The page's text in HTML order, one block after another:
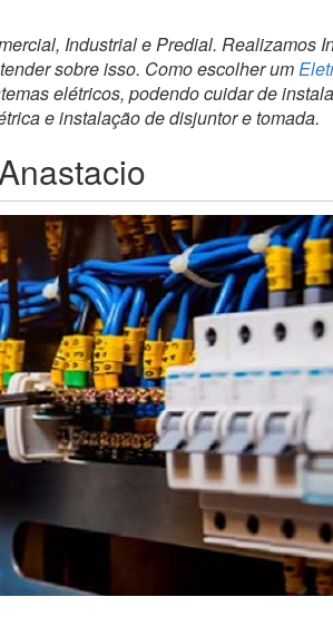
Industrial e Predial. Realizamos
sobre isso. Como escolher um
elétricos, podendo cuidar de
e instalação de disjuntor e tomada.